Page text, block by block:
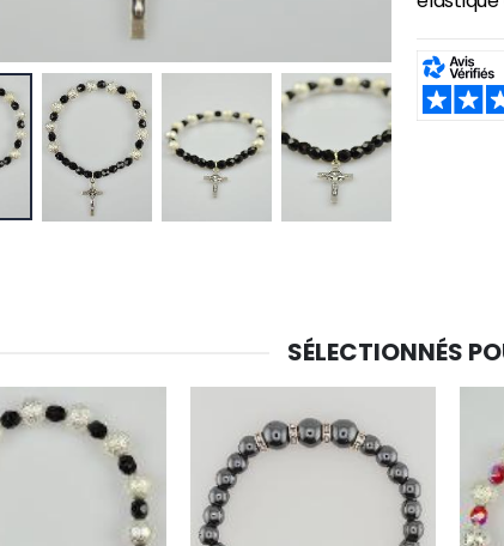
Une bougie 150 gr et votre Prière déposées à Lourdes
€10.00
-20%
€9.60
6 Bougies Teintées Masse Couleur Blanche
€21.90
SHARE:
SÉLECTIONNÉS